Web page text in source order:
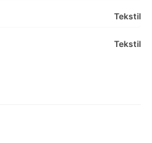
Tekstil
Tekstil